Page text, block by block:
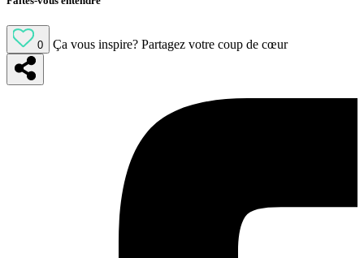
0 Ça vous inspire? Partagez votre coup de cœur